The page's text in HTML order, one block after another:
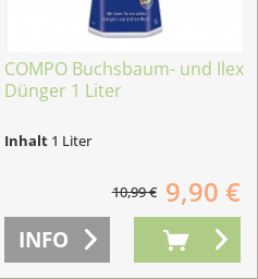
COMPO Buchsbaum- und Ilex
Dünger 1 Liter
Inhalt 1 Liter
10,99 € 9,90 €
INFO